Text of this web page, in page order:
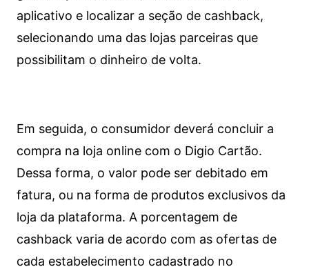
aplicativo e localizar a seção de cashback,
selecionando uma das lojas parceiras que
possibilitam o dinheiro de volta.
Em seguida, o consumidor deverá concluir a
compra na loja online com o Digio Cartão.
Dessa forma, o valor pode ser debitado em
fatura, ou na forma de produtos exclusivos da
loja da plataforma. A porcentagem de
cashback varia de acordo com as ofertas de
cada estabelecimento cadastrado no